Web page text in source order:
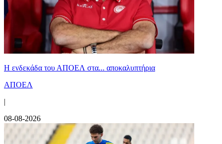
Η ενδεκάδα του ΑΠΟΕΛ στα... αποκαλυπτήρια
ΑΠΟΕΛ
|
08-08-2026